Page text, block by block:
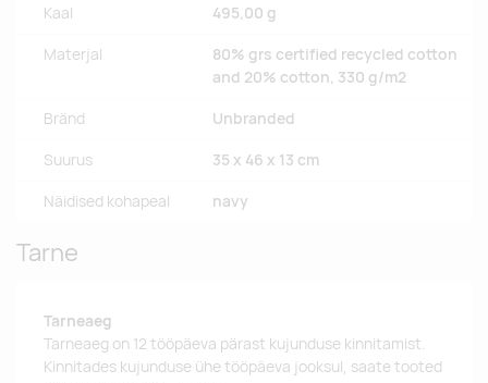
Kaal 495,00 g
Materjal
80% grs certified recycled cotton
and 20% cotton, 330 g/m2
Bränd Unbranded
Suurus 35 x 46 x 13 cm
Näidised kohapeal navy
Tarne
Tarneaeg
Tarneaeg on 12 tööpäeva pärast kujunduse kinnitamist.
Kinnitades kujunduse ühe tööpäeva jooksul, saate tooted